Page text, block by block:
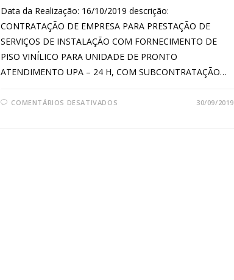
Data da Realização: 16/10/2019 descrição:
CONTRATAÇÃO DE EMPRESA PARA PRESTAÇÃO DE
SERVIÇOS DE INSTALAÇÃO COM FORNECIMENTO DE
PISO VINÍLICO PARA UNIDADE DE PRONTO
ATENDIMENTO UPA – 24 H, COM SUBCONTRATAÇÃO…
COMENTÁRIOS DESATIVADOS 30/09/2019